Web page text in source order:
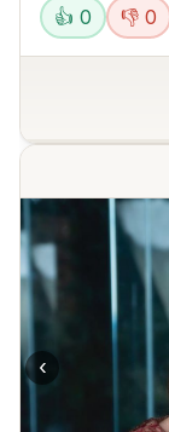
👍 0 👎 0
‹